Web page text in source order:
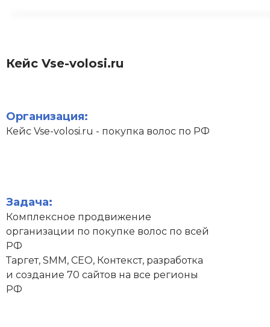
Кейс Vse-volosi.ru
Организация:
Кейс Vse-volosi.ru - покупка волос по РФ
Задача:
Комплексное продвижение
организации по покупке волос по всей
РФ
Таргет, SMM, СЕО, Контекст, разработка
и создание 70 сайтов на все регионы
РФ